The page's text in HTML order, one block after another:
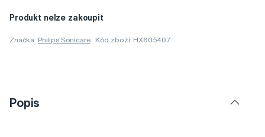
Produkt nelze zakoupit
Značka: Philips Sonicare Kód zboží: HX605407
Popis